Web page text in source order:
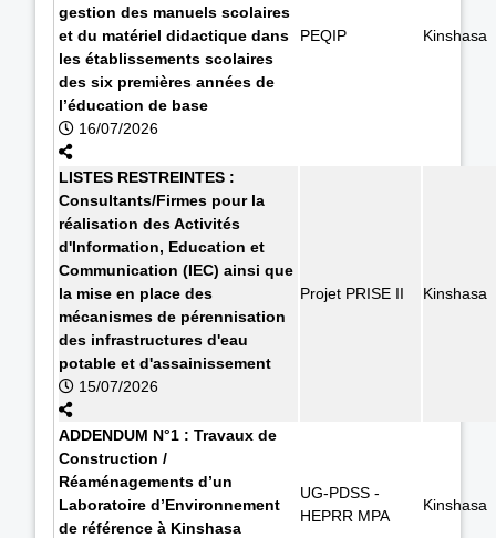
gestion des manuels scolaires
et du matériel didactique dans
les établissements scolaires
des six premières années de
l’éducation de base
16/07/2026
PEQIP Kinshasa
LISTES RESTREINTES :
Consultants/Firmes pour la
réalisation des Activités
d'Information, Education et
Communication (IEC) ainsi que
la mise en place des
mécanismes de pérennisation
des infrastructures d'eau
potable et d'assainissement
15/07/2026
Projet PRISE II Kinshasa
ADDENDUM N°1 : Travaux de
Construction /
Réaménagements d’un
Laboratoire d’Environnement
de référence à Kinshasa
UG-PDSS -
HEPRR MPA
Kinshasa